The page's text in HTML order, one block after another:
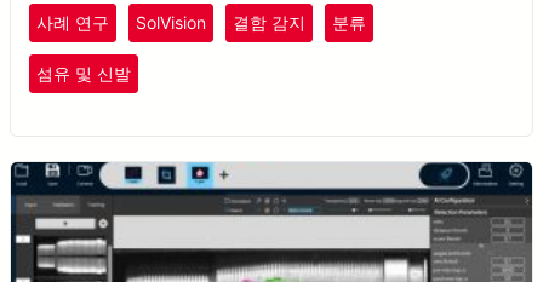
시킵니다.
사례 연구 SolVision 결함 감지 분류
섬유 및 신발